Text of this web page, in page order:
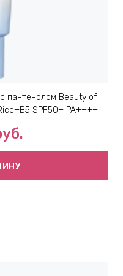
пантенолом Beauty of
SPF50+ PA++++